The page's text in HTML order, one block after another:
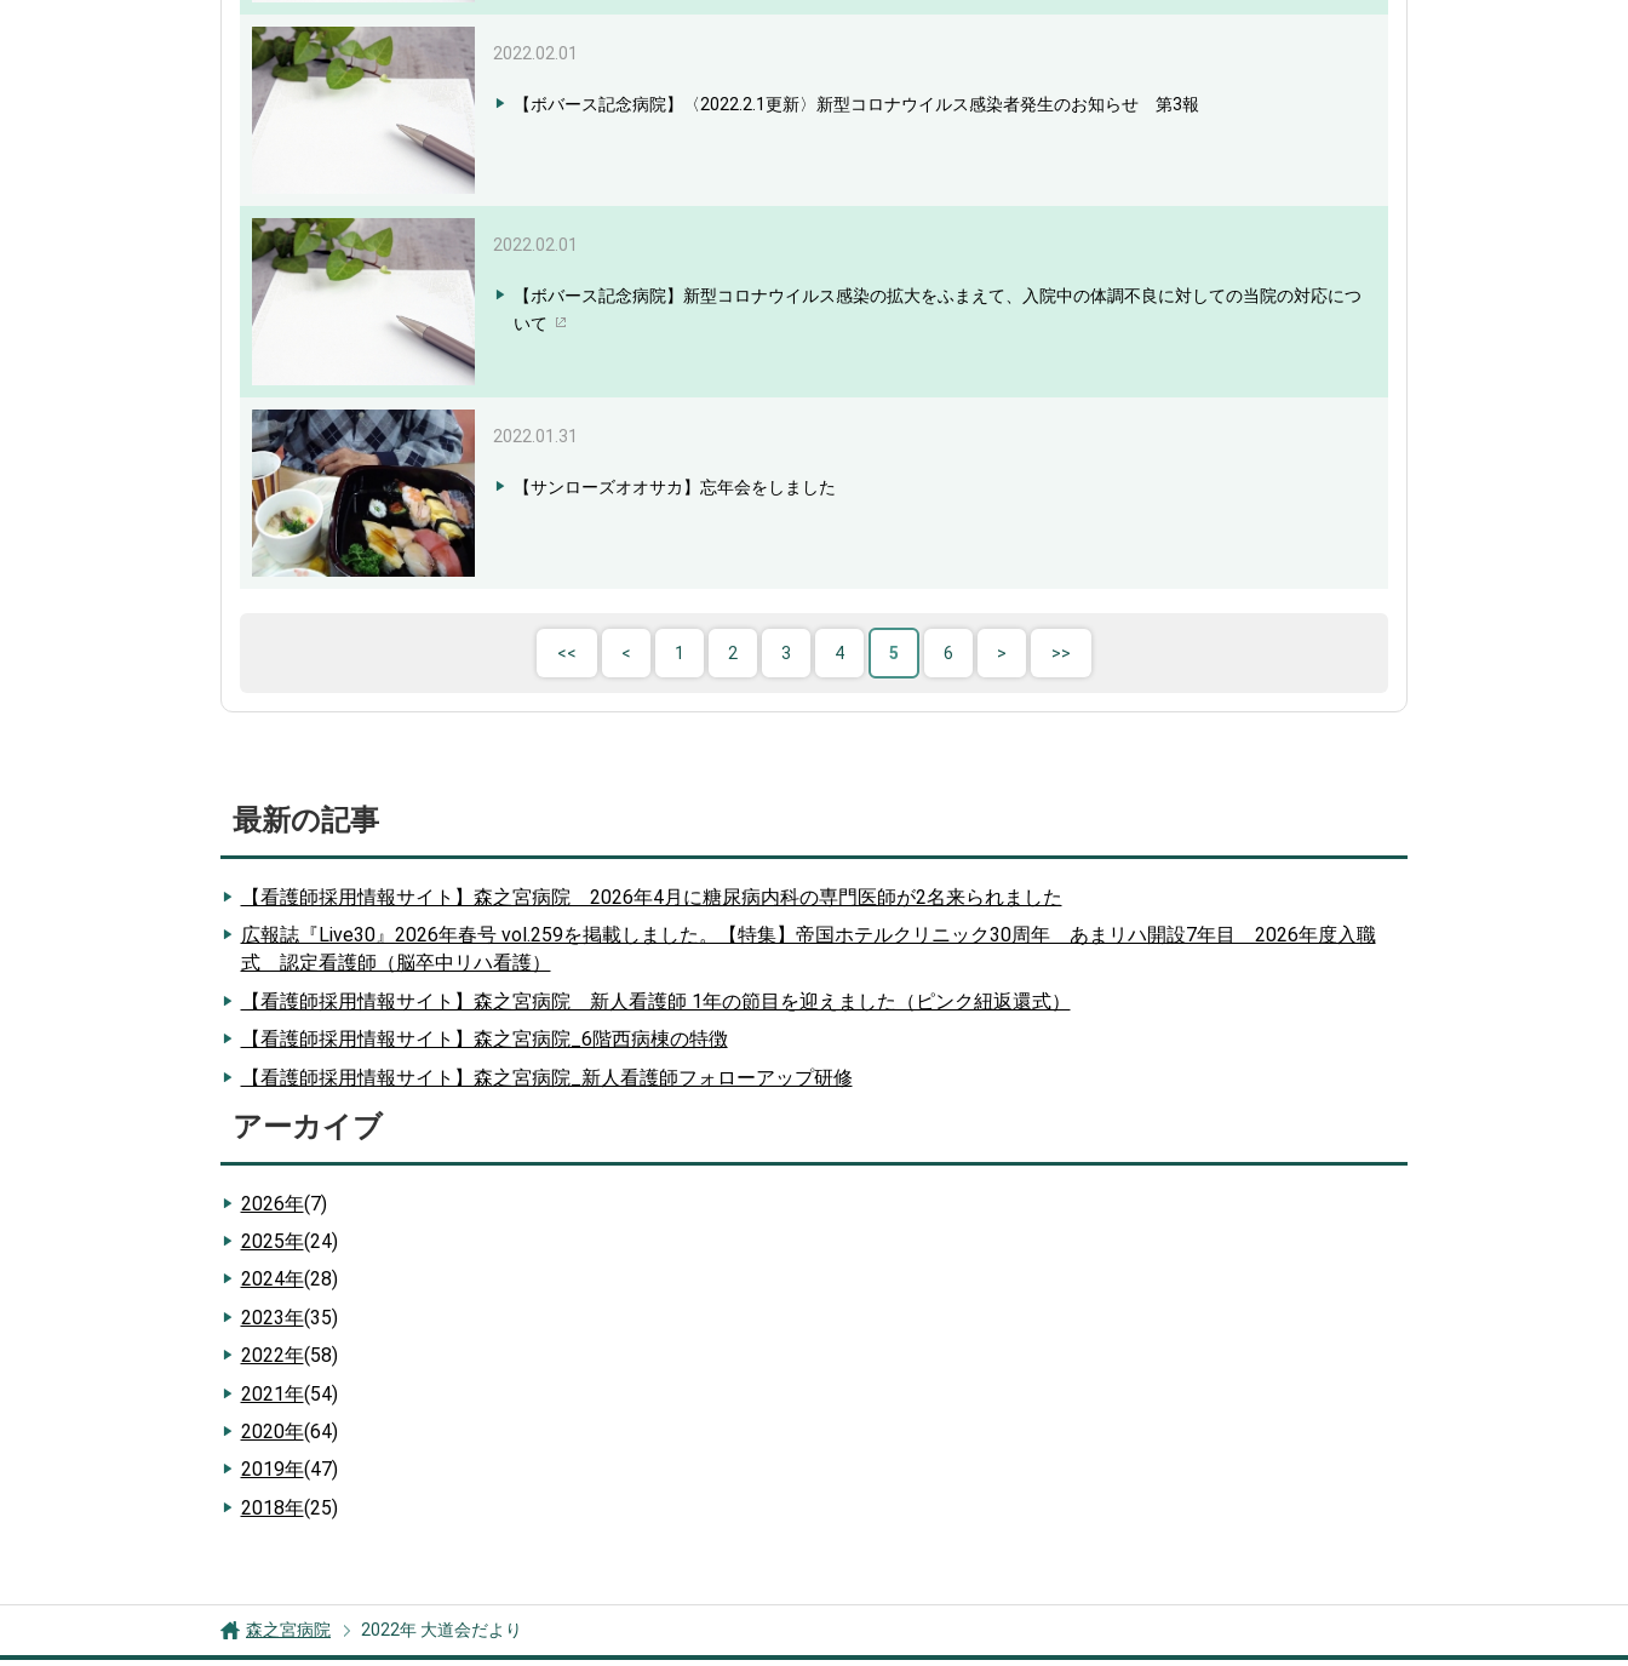
2022.02.01
【ボバース記念病院】〈2022.2.1更新〉新型コロナウイルス感染者発生のお知らせ 第3報
2022.02.01
【ボバース記念病院】新型コロナウイルス感染の拡大をふまえて、入院中の体調不良に対しての当院の対応につ
いて
2022.01.31
【サンローズオオサカ】忘年会をしました
1 2 3 4 5 6
最新の記事
【看護師採用情報サイト】森之宮病院 2026年4月に糖尿病内科の専門医師が2名来られました
広報誌『Live30』2026年春号 vol.259を掲載しました。【特集】帝国ホテルクリニック30周年 あまリハ開設7年目 2026年度入職
式 認定看護師（脳卒中リハ看護）
【看護師採用情報サイト】森之宮病院 新人看護師 1年の節目を迎えました（ピンク紐返還式）
【看護師採用情報サイト】森之宮病院_6階西病棟の特徴
【看護師採用情報サイト】森之宮病院_新人看護師フォローアップ研修
アーカイブ
2026年(7)
2025年(24)
2024年(28)
2023年(35)
2022年(58)
2021年(54)
2020年(64)
2019年(47)
2018年(25)
森之宮病院 2022年 大道会だより